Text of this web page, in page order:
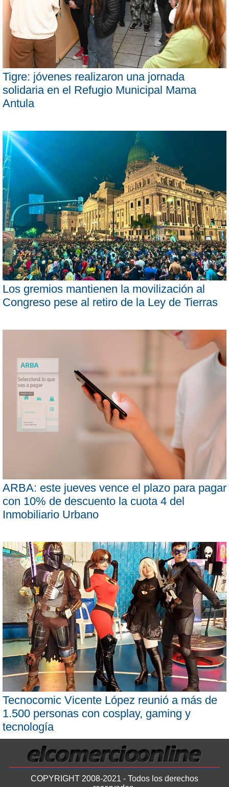
Tigre: jóvenes realizaron una jornada
solidaria en el Refugio Municipal Mama
Antula
Los gremios mantienen la movilización al
Congreso pese al retiro de la Ley de Tierras
ARBA: este jueves vence el plazo para pagar
con 10% de descuento la cuota 4 del
Inmobiliario Urbano
Tecnocomic Vicente López reunió a más de
1.500 personas con cosplay, gaming y
tecnología
COPYRIGHT 2008-2021 - Todos los derechos